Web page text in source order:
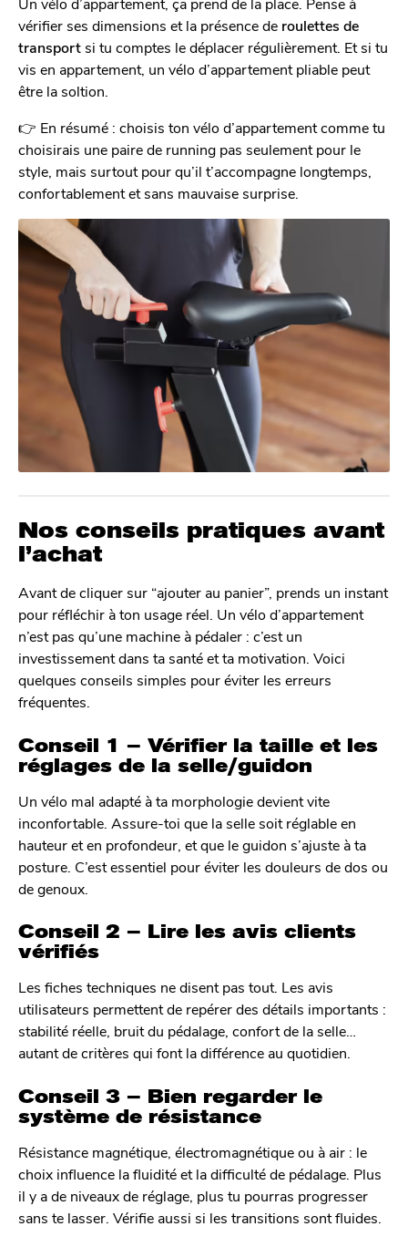
vérifier ses dimensions et la présence de roulettes de
transportsi tu comptes le déplacer régulièrement. Et si tu
vis en appartement, un vélo d’appartement pliable peut
être la soltion.
👉 En résumé : choisis ton vélo d’appartement comme tu
choisirais une paire de running pas seulement pour le
style, mais surtout pour qu’il t’accompagne longtemps,
confortablement et sans mauvaise surprise.
Nos conseils pratiques avant
l’achat
Avant de cliquer sur “ajouter au panier”, prends un instant
pour réfléchir à ton usage réel. Un vélo d’appartement
n’est pas qu’une machine à pédaler : c’est un
investissement dans ta santé et ta motivation. Voici
quelques conseils simples pour éviter les erreurs
fréquentes.
Conseil 1 – Vérifier la taille et les
réglages de la selle/guidon
Un vélo mal adapté à ta morphologie devient vite
inconfortable. Assure-toi que la selle soit réglable en
hauteur et en profondeur, et que le guidon s’ajuste à ta
posture. C’est essentiel pour éviter les douleurs de dos ou
de genoux.
Conseil 2 – Lire les avis clients
vérifiés
Les fiches techniques ne disent pas tout. Les avis
utilisateurs permettent de repérer des détails importants :
stabilité réelle, bruit du pédalage, confort de la selle…
autant de critères qui font la différence au quotidien.
Conseil 3 – Bien regarder le
système de résistance
Résistance magnétique, électromagnétique ou à air : le
choix influence la fluidité et la difficulté de pédalage. Plus
il y a de niveaux de réglage, plus tu pourras progresser
sans te lasser. Vérifie aussi si les transitions sont fluides.